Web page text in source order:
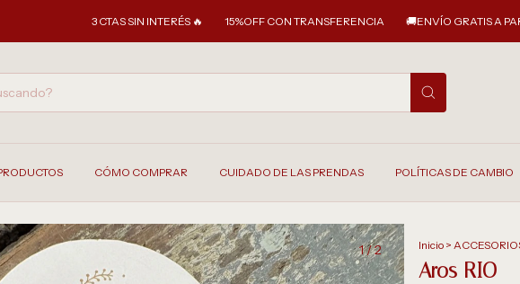
3 CTAS SIN INTERÉS 🔥 15%OFF CON TRANSFERENCIA 🚚ENVÍO GRATIS A PARTIR DE $
CÓMO COMPRAR CUIDADO DE LAS PRENDAS POLÍTICAS DE CAMBIO
1/2 Inicio >
Aros RIO